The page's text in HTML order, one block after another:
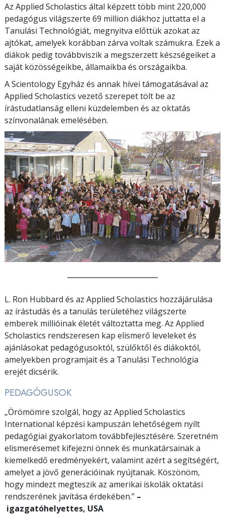
Az Applied Scholastics által képzett több mint 220,000
pedagógus világszerte 69 million diákhoz juttatta el a
Tanulási Technológiát, megnyitva előttük azokat az
ajtókat, amelyek korábban zárva voltak számukra. Ezek a
diákok pedig továbbviszik a megszerzett készségeiket a
saját közösségeikbe, államaikba és országaikba.
A Scientology Egyház és annak hívei támogatásával az
Applied Scholastics vezető szerepet tölt be az
írástudatlanság elleni küzdelemben és az oktatás
színvonalának emelésében.
L. Ron Hubbard és az Applied Scholastics hozzájárulása
az írástudás és a tanulás területéhez világszerte
emberek millióinak életét változtatta meg. Az Applied
Scholastics rendszeresen kap elismerő leveleket és
ajánlásokat pedagógusoktól, szülőktől és diákoktól,
amelyekben programjait és a Tanulási Technológia
erejét dicsérik.
PEDAGÓGUSOK
„Örömömre szolgál, hogy az Applied Scholastics
International képzési kampuszán lehetőségem nyílt
pedagógiai gyakorlatom továbbfejlesztésére. Szeretném
elismerésemet kifejezni önnek és munkatársainak a
kiemelkedő eredményekért, valamint azért a segítségért,
amelyet a jövő generációinak nyújtanak. Köszönöm,
hogy mindezt megteszik az amerikai iskolák oktatási
rendszerének javítása érdekében.” –
igazgatóhelyettes, USA